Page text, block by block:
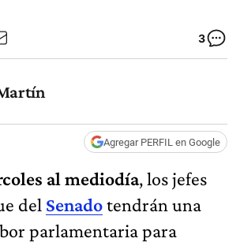
3
Agregar PERFIL en Google
al mediodía, los jefes
del Senadotendrán una
parlamentaria para